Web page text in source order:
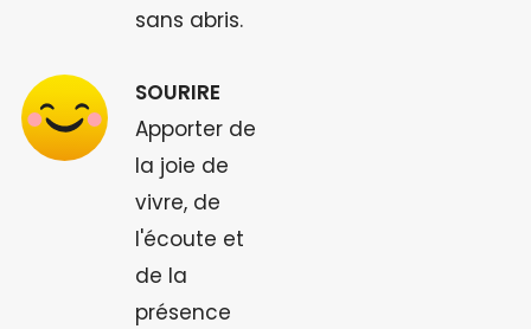
sans abris.
SOURIRE
Apporter de
la joie de
vivre, de
l'écoute et
de la
présence